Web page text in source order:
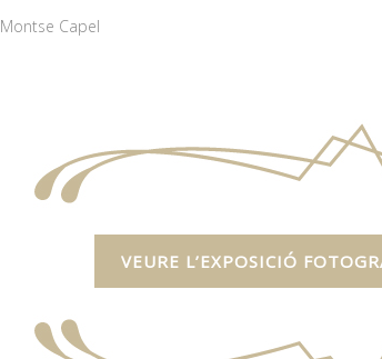
Montse Capel
VEURE L’EXPOSICIÓ